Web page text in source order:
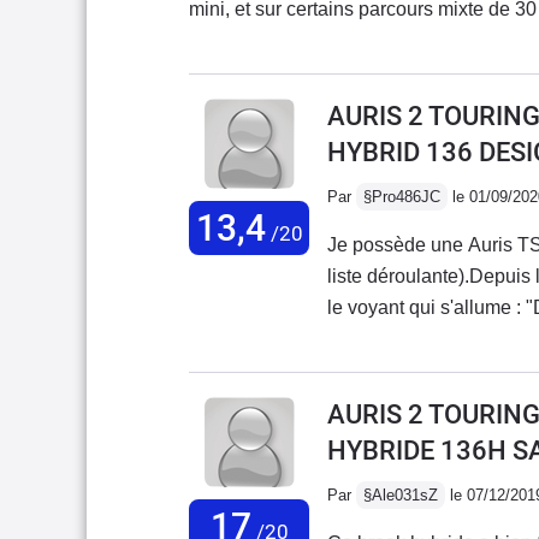
voiture en model hybride
mini, et sur certains parcours mixte de
C5 phase II HDI automatique 135 Cv à
le confort et le côté pratique de cette
meilleurs voitures que j'ai pu avoir
13,4/20
AURIS 2
HYBRID 136
Par §Pro486JC le 01/09/
Je possède une Auris
liste
le voyant qui s'allume :
réparation :
9 jours après. 2ème
voiture du 9 mars
liés aux essais du
trouvé la cause :
17 /20
AURIS 2
HYBRIDE 136H
Par §Ale031sZ le 07/12/